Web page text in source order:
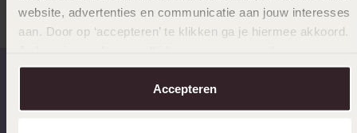
website, advertenties en communicatie aan jouw interesses
aan. Door op ‘accepteren’ te klikken ga je hiermee akkoord.
over in onscookiebeleid.
Accepteren
Op werkdagen voor 17.00
14 dagen gratis